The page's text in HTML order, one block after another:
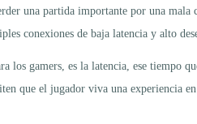
una partida importante por una
conexiones de baja latencia y alto
los gamers, es la latencia, ese tiempo
que el jugador viva una experiencia